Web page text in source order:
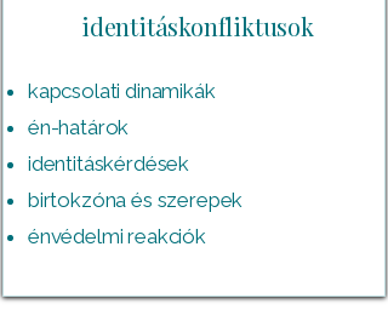
identitáskonfliktusok
kapcsolati dinamikák
én-határok
identitáskérdések
birtokzóna és szerepek
énvédelmi reakciók